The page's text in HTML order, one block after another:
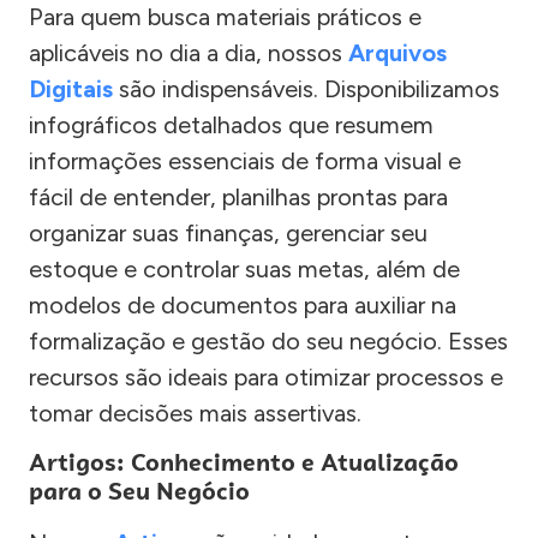
Para quem busca materiais práticos e
aplicáveis no dia a dia, nossos Arquivos
Digitais são indispensáveis. Disponibilizamos
infográficos detalhados que resumem
informações essenciais de forma visual e
fácil de entender, planilhas prontas para
organizar suas finanças, gerenciar seu
estoque e controlar suas metas, além de
modelos de documentos para auxiliar na
formalização e gestão do seu negócio. Esses
recursos são ideais para otimizar processos e
tomar decisões mais assertivas.
Artigos: Conhecimento e Atualização
para o Seu Negócio